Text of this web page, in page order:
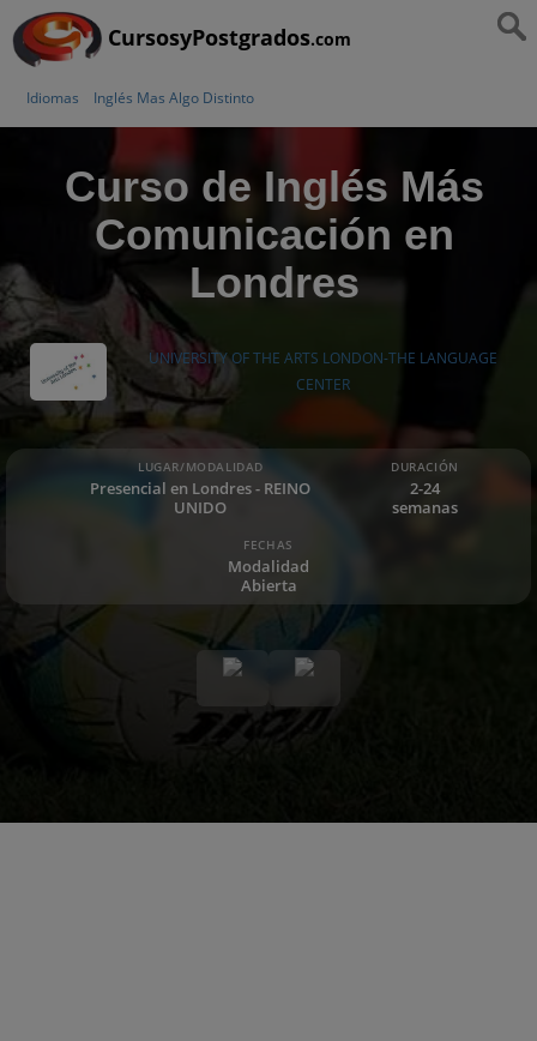
CursosyPostgrados.com
Idiomas Inglés Mas Algo Distinto
Curso de Inglés Más
Comunicación en
Londres
UNIVERSITY OF THE ARTS LONDON-THE LANGUAGE
CENTER
LUGAR/MODALIDAD
Presencial en Londres - REINO
UNIDO
DURACIÓN
2-24
semanas
FECHAS
Modalidad
Abierta